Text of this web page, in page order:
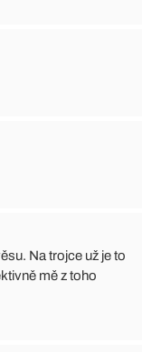
Na trojce už je to
mě z toho